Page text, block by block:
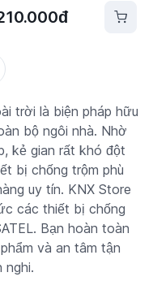
trời là biện pháp hữu
bộ ngôi nhà. Nhờ
kẻ gian rất khó đột
bị chống trộm phù
uy tín. KNX Store
các thiết bị chống
Bạn hoàn toàn
và an tâm tận
nghi.